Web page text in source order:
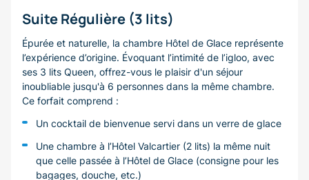
Suite Régulière (3 lits)
Épurée et naturelle, la chambre Hôtel de Glace représente
l’expérience d’origine. Évoquant l’intimité de l’igloo, avec
ses 3 lits Queen, offrez-vous le plaisir d'un séjour
inoubliable jusqu'à 6 personnes dans la même chambre.
Ce forfait comprend :
Un cocktail de bienvenue servi dans un verre de glace
Une chambre à l’Hôtel Valcartier (2 lits) la même nuit
que celle passée à l’Hôtel de Glace (consigne pour les
bagages, douche, etc.)